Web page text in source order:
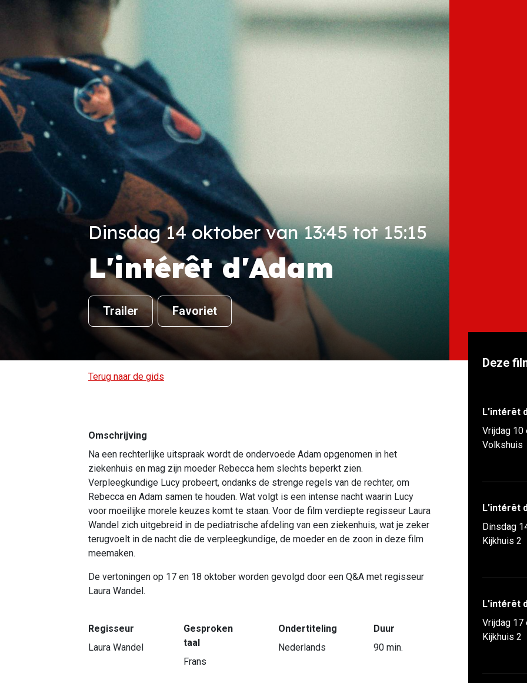
Dinsdag 14 oktober van 13:45 tot 15:15
L'intérêt d'Adam
Trailer Favoriet
Terug naar de gids
Omschrijving
Na een rechterlijke uitspraak wordt de ondervoede Adam opgenomen in het
ziekenhuis en mag zijn moeder Rebecca hem slechts beperkt zien.
Verpleegkundige Lucy probeert, ondanks de strenge regels van de rechter, om
Rebecca en Adam samen te houden. Wat volgt is een intense nacht waarin Lucy
voor moeilijke morele keuzes komt te staan. Voor de film verdiepte regisseur Laura
Wandel zich uitgebreid in de pediatrische afdeling van een ziekenhuis, wat je zeker
terugvoelt in de nacht die de verpleegkundige, de moeder en de zoon in deze film
meemaken.
De vertoningen op 17 en 18 oktober worden gevolgd door een Q&A met regisseur
Laura Wandel.
Regisseur
Laura Wandel
Gesproken
taal
Frans
Ondertiteling
Nederlands
Duur
90 min.
Deze
L'intérêt
Vrijdag 10
Volkshuis
L'intérêt
Dinsdag
Kijkhuis 2
L'intérêt
Vrijdag 17
Kijkhuis 2